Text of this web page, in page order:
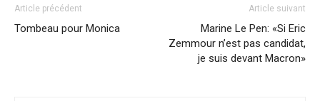
Article précédent
Tombeau pour Monica
Article suivant
Marine Le Pen: «Si Eric
Zemmour n’est pas candidat,
je suis devant Macron»